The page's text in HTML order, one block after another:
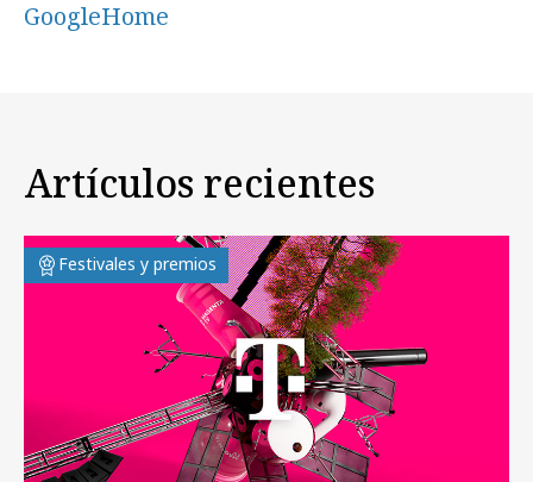
GoogleHome
Artículos recientes
Festivales y premios